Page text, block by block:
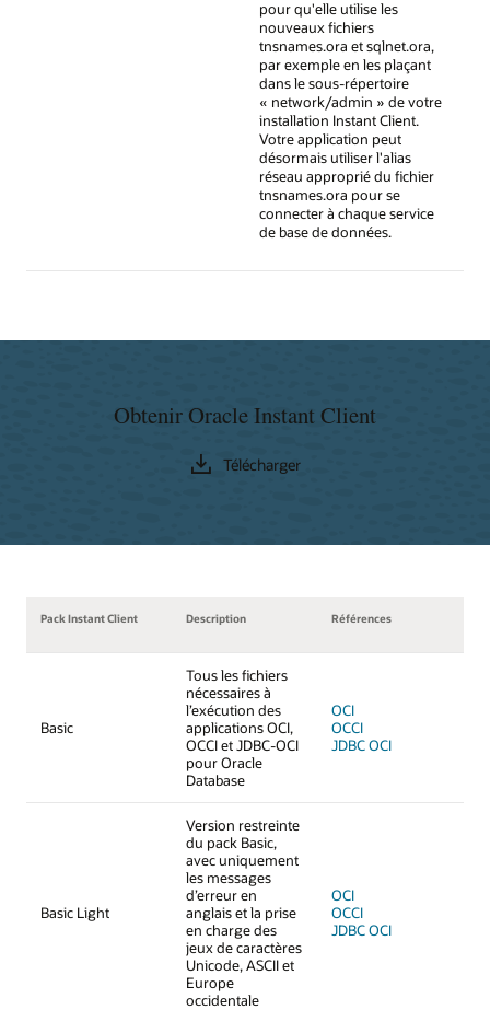
pour qu'elle utilise les
nouveaux fichiers
tnsnames.ora et sqlnet.ora,
par exemple en les plaçant
dans le sous-répertoire
« network/admin » de votre
installation Instant Client.
Votre application peut
désormais utiliser l'alias
réseau approprié du fichier
tnsnames.ora pour se
connecter à chaque service
de base de données.
Obtenir Oracle Instant Client
Télécharger
Pack Instant Client Description Références
Basic
Tous les fichiers
nécessaires à
l’exécution des
applications OCI,
OCCI et JDBC-OCI
pour Oracle
Database
OCI
OCCI
JDBC OCI
Basic Light
Version restreinte
du pack Basic,
avec uniquement
les messages
d’erreur en
anglais et la prise
en charge des
jeux de caractères
Unicode, ASCII et
Europe
occidentale
OCI
OCCI
JDBC OCI